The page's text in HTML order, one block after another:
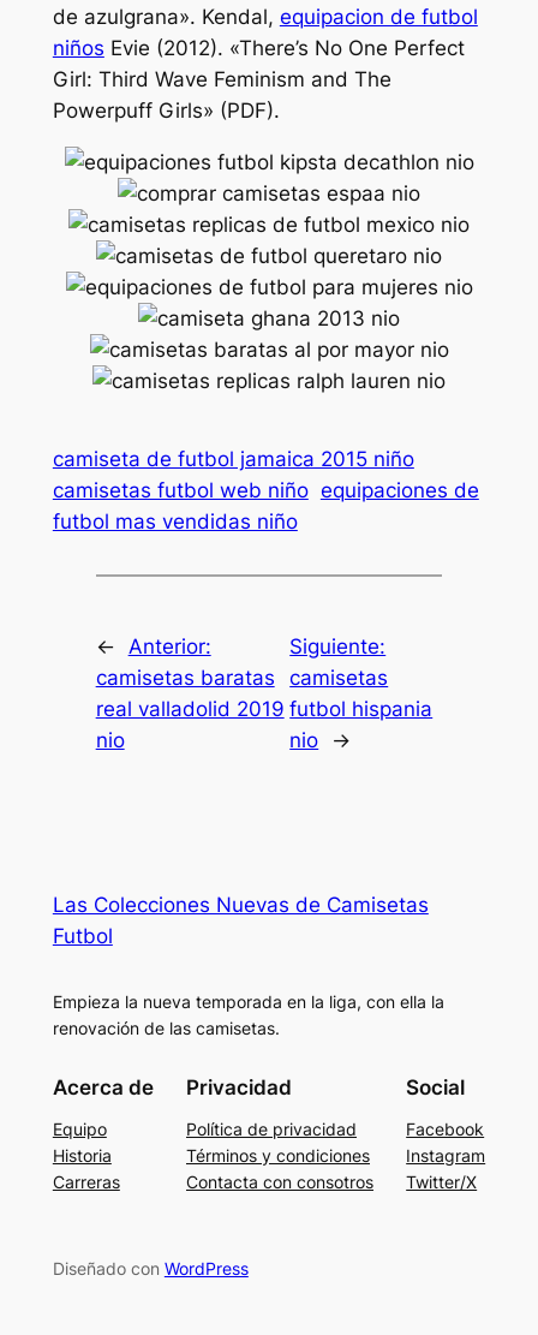
de azulgrana». Kendal, equipacion de futbol
niños Evie (2012). «There’s No One Perfect
Girl: Third Wave Feminism and The
Powerpuff Girls» (PDF).
camiseta de futbol jamaica 2015 niño
camisetas futbol web niño equipaciones de
futbol mas vendidas niño
←
Anterior:
camisetas baratas
real valladolid 2019
nio
Siguiente:
camisetas
futbol hispania
nio
→
Las Colecciones Nuevas de Camisetas
Futbol
Empieza la nueva temporada en la liga, con ella la
renovación de las camisetas.
Acerca de
Equipo
Historia
Carreras
Privacidad
Política de privacidad
Términos y condiciones
Contacta con consotros
Social
Facebook
Instagram
Twitter/X
Diseñado con WordPress